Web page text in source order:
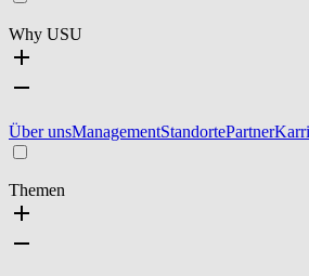
Why USU
Über unsManagementStandortePartner
Themen